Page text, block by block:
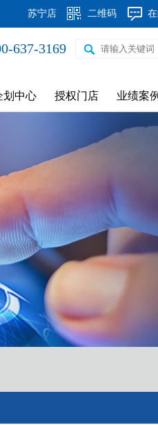
苏宁店 二维码
637-3169
划中心 授权门店 业绩案例
铜铝85X85 棱镜系列暖气片
钢制60*30圆弧片头暖气片